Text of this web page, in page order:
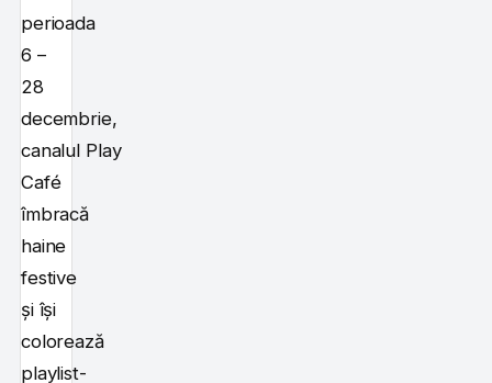
perioada
6 –
28
decembrie,
canalul Play
Café
îmbracă
haine
festive
și își
colorează
playlist-